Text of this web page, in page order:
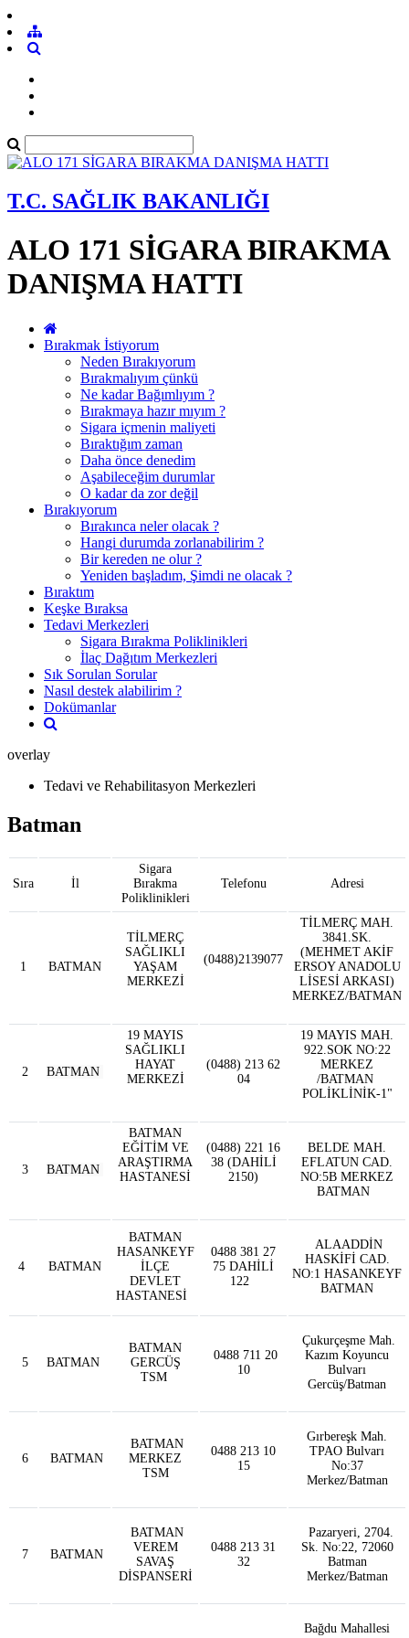
T.C. SAĞLIK BAKANLIĞI
ALO 171 SİGARA BIRAKMA
DANIŞMA HATTI
Bırakmak İstiyorum
Neden Bırakıyorum
Bırakmalıyım çünkü
Ne kadar Bağımlıyım ?
Bırakmaya hazır mıyım ?
Sigara içmenin maliyeti
Bıraktığım zaman
Daha önce denedim
Aşabileceğim durumlar
O kadar da zor değil
Bırakıyorum
Bırakınca neler olacak ?
Hangi durumda zorlanabilirim ?
Bir kereden ne olur ?
Yeniden başladım, Şimdi ne olacak ?
Bıraktım
Keşke Bıraksa
Tedavi Merkezleri
Sigara Bırakma Poliklinikleri
İlaç Dağıtım Merkezleri
Sık Sorulan Sorular
Nasıl destek alabilirim ?
Dokümanlar
overlay
Tedavi ve Rehabilitasyon Merkezleri
Batman
Sıra İl
Sigara
Bırakma
Poliklinikleri
Telefonu Adresi
1 BATMAN
TİLMERÇ
SAĞLIKLI
YAŞAM
MERKEZİ
(0488)2139077
TİLMERÇ MAH.
3841.SK.
(MEHMET AKİF
ERSOY ANADOLU
LİSESİ ARKASI)
MERKEZ/BATMAN
2 BATMAN
19 MAYIS
SAĞLIKLI
HAYAT
MERKEZİ
(0488) 213 62
04
19 MAYIS MAH.
922.SOK NO:22
MERKEZ
/BATMAN
POLİKLİNİK-1"
3 BATMAN
BATMAN
EĞİTİM VE
ARAŞTIRMA
HASTANESİ
(0488) 221 16
38 (DAHİLİ
2150)
BELDE MAH.
EFLATUN CAD.
NO:5B MERKEZ
BATMAN
4 BATMAN
BATMAN
HASANKEYF
İLÇE
DEVLET
HASTANESİ
0488 381 27
75 DAHİLİ
122
ALAADDİN
HASKİFİ CAD.
NO:1 HASANKEYF
BATMAN
5 BATMAN
BATMAN
GERCÜŞ
TSM
0488 711 20
10
Çukurçeşme Mah.
Kazım Koyuncu
Bulvarı
Gercüş/Batman
6 BATMAN
BATMAN
MERKEZ
TSM
0488 213 10
15
Gırbereşk Mah.
TPAO Bulvarı
No:37
Merkez/Batman
7 BATMAN
BATMAN
VEREM
SAVAŞ
DİSPANSERİ
0488 213 31
32
Pazaryeri, 2704.
Sk. No:22, 72060
Batman
Merkez/Batman
Bağdu Mahallesi